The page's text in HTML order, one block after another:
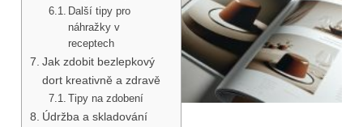
Další tipy pro
náhražky v
receptech
Jak zdobit bezlepkový
dort kreativně a zdravě
Tipy na zdobení
Údržba a skladování